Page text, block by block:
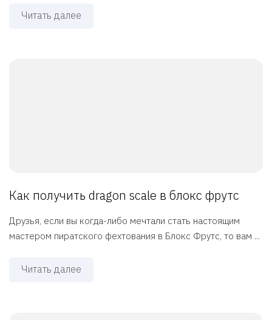
Читать далее
Как получить dragon scale в блокс фрутс
Друзья, если вы когда-либо мечтали стать настоящим
мастером пиратского фехтования в Блокс Фрутс, то вам ...
Читать далее